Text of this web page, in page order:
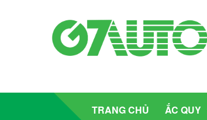
TRANG CHỦ ẮC QUY